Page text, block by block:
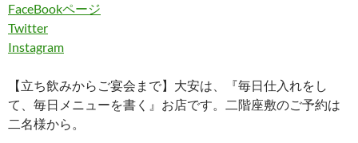
FaceBookページ
Twitter
Instagram
【立ち飲みからご宴会まで】大安は、『毎日仕入れをし
て、毎日メニューを書く』お店です。二階座敷のご予約は
二名様から。